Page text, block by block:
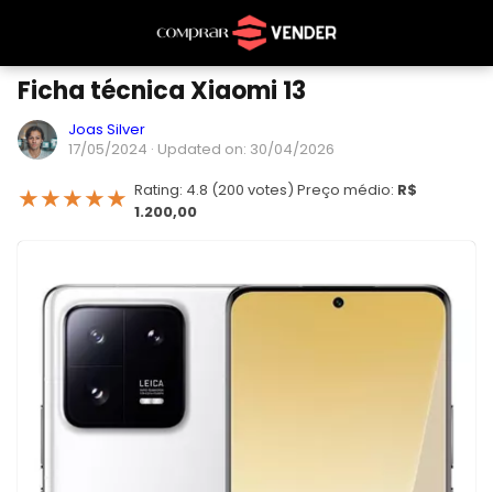
Ficha técnica Xiaomi 13
Joas Silver
17/05/2024 · Updated on: 30/04/2026
★★★★★ Rating: 4.8 (200 votes) Preço médio: R$
1.200,00